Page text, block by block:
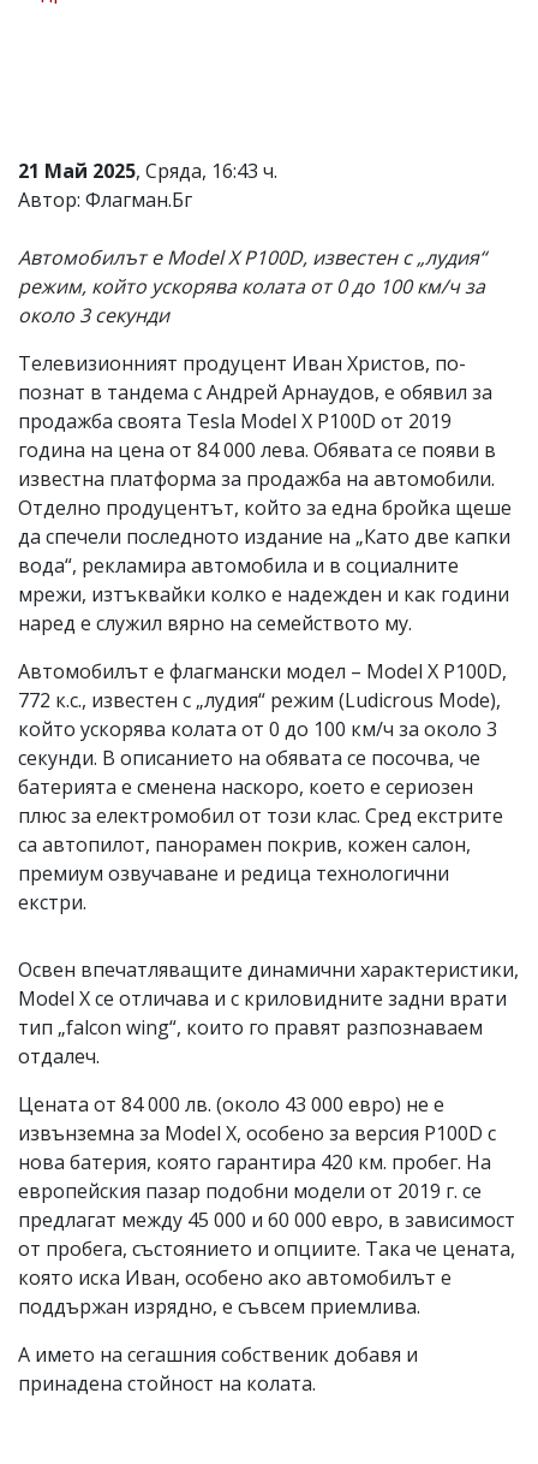
и
редакцията
отговорност
за
тях!
Ако
обиден
за
вас
коментар,
моля
сигнализирайте
ни!
21 Май 2025, Сряда, 16:43 ч.
Автор: Флагман.Бг
Автомобилът е Model X P100D, известен с „лудия“
режим, който ускорява колата от 0 до 100 км/ч за
около 3 секунди
Телевизионният продуцент Иван Христов, по-
познат в тандема с Андрей Арнаудов, е обявил за
продажба своята Tesla Model X P100D от 2019
година на цена от 84 000 лева. Обявата се появи в
известна платформа за продажба на автомобили.
Отделно продуцентът, който за една бройка щеше
да спечели последното издание на „Като две капки
вода“, рекламира автомобила и в социалните
мрежи, изтъквайки колко е надежден и как години
наред е служил вярно на семейството му.
Автомобилът е флагмански модел – Model X P100D,
772 к.с., известен с „лудия“ режим (Ludicrous Mode),
който ускорява колата от 0 до 100 км/ч за около 3
секунди. В описанието на обявата се посочва, че
батерията е сменена наскоро, което е сериозен
плюс за електромобил от този клас. Сред екстрите
са автопилот, панорамен покрив, кожен салон,
премиум озвучаване и редица технологични
екстри.
Освен впечатляващите динамични характеристики,
Model X се отличава и с криловидните задни врати
тип „falcon wing“, които го правят разпознаваем
отдалеч.
Цената от 84 000 лв. (около 43 000 евро) не е
извънземна за Model X, особено за версия P100D с
нова батерия, която гарантира 420 км. пробег. На
европейския пазар подобни модели от 2019 г. се
предлагат между 45 000 и 60 000 евро, в зависимост
от пробега, състоянието и опциите. Така че цената,
която иска Иван, особено ако автомобилът е
поддържан изрядно, е съвсем приемлива.
А името на сегашния собственик добавя и
принадена стойност на колата.